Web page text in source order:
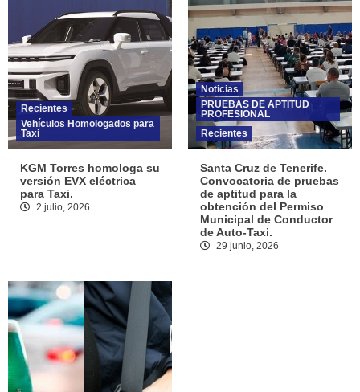
Recientes
Vehículos Homologados para
Taxi
KGM Torres homologa su
versión EVX eléctrica
para Taxi.
2 julio, 2026
Noticias
PRUEBAS DE APTITUD
PROFESIONAL
Recientes
Santa Cruz de Tenerife.
Convocatoria de pruebas
de aptitud para la
obtención del Permiso
Municipal de Conductor
de Auto-Taxi.
29 junio, 2026